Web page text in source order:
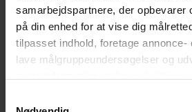
samarbejdspartnere, der opbevarer
på din enhed for at vise dig
tilpasset indhold, foretage annonce-
lave målgruppeundersøgelser og
tilbage eller ændre indstillinger fra
Nem og lækker